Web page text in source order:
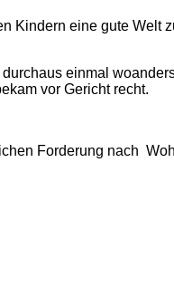
Kindern eine gute Welt
einmal
vor Gericht recht.
Forderung nach